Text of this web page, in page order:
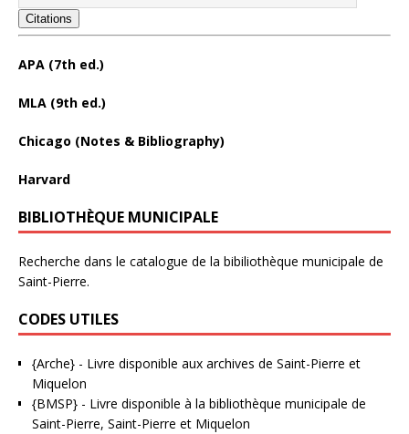
Citations
APA (7th ed.)
MLA (9th ed.)
Chicago (Notes & Bibliography)
Harvard
BIBLIOTHÈQUE MUNICIPALE
Recherche dans le catalogue de la bibiliothèque municipale de
Saint-Pierre.
CODES UTILES
{Arche} - Livre disponible aux archives de Saint-Pierre et
Miquelon
{BMSP} - Livre disponible à la bibliothèque municipale de
Saint-Pierre, Saint-Pierre et Miquelon